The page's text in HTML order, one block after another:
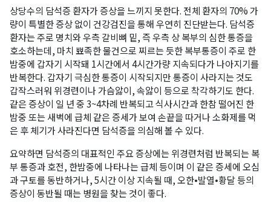
상당수의 담석증 환자가 증상을 느끼지 못한다. 전체 환자의 70% 가
량이 특별한 증상 없이 건강검진을 통해 우연히 진단받는다. 담석증
환자는 주로 명치와 우측 갈비뼈 밑, 즉 우측 상 복부의 심한 통증을
호소하는데, 마치 뾰족한 물건으로 찌르는 듯한 복부통증이 주로 한
밤중에 갑자기 시작돼 1시간에서 4시간가량 지속되다가 나아지기를
반복한다. 갑자기 극심한 통증이 시작되지만 통증이 사라지는 것도
갑작스러워 위경련이나 가슴앓이, 속앓이 등으로 착각하기도 한다.
같은 증상이 일 년 중 3~4차례 반복되고 식사시간과 한참 떨어진 한
밤중 또는 새벽에 급체 같은 증세가 보여 손끝을 따거나 소화제를 먹
은 후 체기가 사라진다면 담석증을 의심해 볼 수 있다.
요약하면 담석증의 대표적인 주요 증상에는 위경련처럼 반복되는 복
부 통증과 호전, 한밤중에 나타나는 급체 등이며 이 같은 증세에 오심
과 구토를 동반하거나, 5시간 이상 지속될 때, 오한•발열•황달 등의
증상이 동반될 때는 병원을 찾는 것이 좋다.